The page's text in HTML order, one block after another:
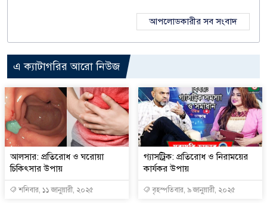
আপলোডকারীর সব সংবাদ
এ ক্যাটাগরির আরো নিউজ
আলসার: প্রতিরোধ ও ঘরোয়া
চিকিৎসার উপায়
শনিবার, ১১ জানুয়ারী, ২০২৫
গ্যাসট্রিক: প্রতিরোধ ও নিরাময়ের
কার্যকর উপায়
বৃহস্পতিবার, ৯ জানুয়ারী, ২০২৫